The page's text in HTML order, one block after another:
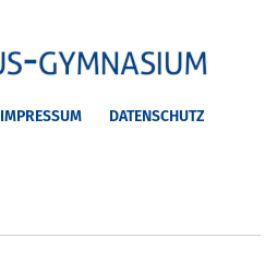
IMPRESSUM DATENSCHUTZ